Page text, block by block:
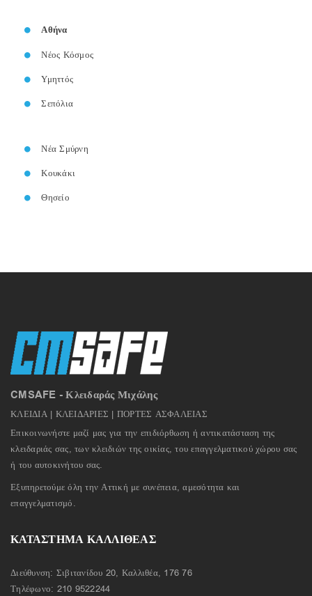
Αθήνα
Νέος Κόσμος
Υμηττός
Σεπόλια
Νέα Σμύρνη
Κουκάκι
Θησείο
CMSAFE - Κλειδαράς Μιχάλης
ΚΛΕΙΔΙΑ | ΚΛΕΙΔΑΡΙΕΣ | ΠΟΡΤΕΣ ΑΣΦΑΛΕΙΑΣ
Επικοινωνήστε μαζί μας για την επιδιόρθωση ή αντικατάσταση της
κλειδαριάς σας, των κλειδιών της οικίας, του επαγγελματικού χώρου σας
ή του αυτοκινήτου σας.
Εξυπηρετούμε όλη την Αττική με συνέπεια, αμεσότητα και
επαγγελματισμό.
ΚΑΤΑΣΤΗΜΑ ΚΑΛΛΙΘΕΑΣ
Διεύθυνση: Σιβιτανίδου 20, Καλλιθέα, 176 76
Τηλέφωνο: 210 9522244